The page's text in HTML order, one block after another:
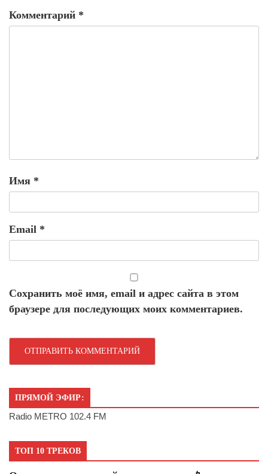
Комментарий *
Имя *
Email *
Сохранить моё имя, email и адрес сайта в этом
браузере для последующих моих комментариев.
ПРЯМОЙ ЭФИР:
Radio METRO 102.4 FM
ТОП 10 ТРЕКОВ